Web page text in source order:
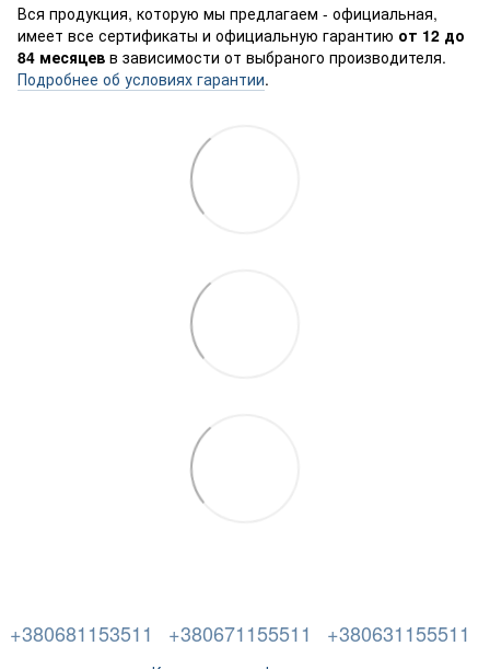
Вся продукция, которую мы предлагаем - официальная,
имеет все сертификаты и официальную гарантию от 12 до
84 месяцев в зависимости от выбраного производителя.
Подробнее об условиях гарантии.
+380681153511 +380671155511 +380631155511